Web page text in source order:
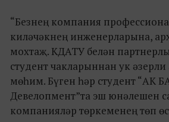
“Безнең компания
киләчәкнең инженерларына,
мохтаҗ. КДАТУ белән
студент чакларыннан ук әзерли
мөһим. Бүген һәр студент “АК
Девелопмент”та эш юнәлешен
компанияләр төркеменең төп